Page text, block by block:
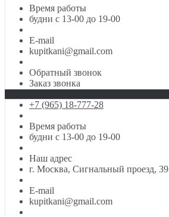
Время работы
будни с 13-00 до 19-00
E-mail
kupitkani@gmail.com
Обратный звонок
Заказ звонка
+7 (965) 18-777-28
Время работы
будни с 13-00 до 19-00
Наш адрес
г. Москва, Сигнальный проезд, 39
E-mail
kupitkani@gmail.com